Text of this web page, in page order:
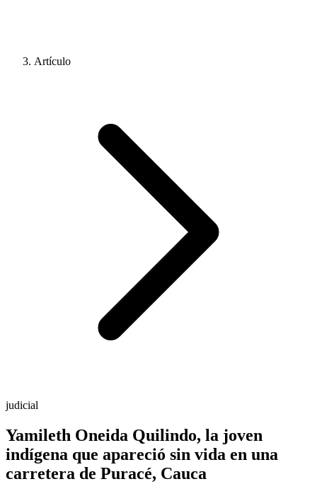
Artículo
judicial
Yamileth Oneida Quilindo, la joven
indígena que apareció sin vida en una
carretera de Puracé, Cauca